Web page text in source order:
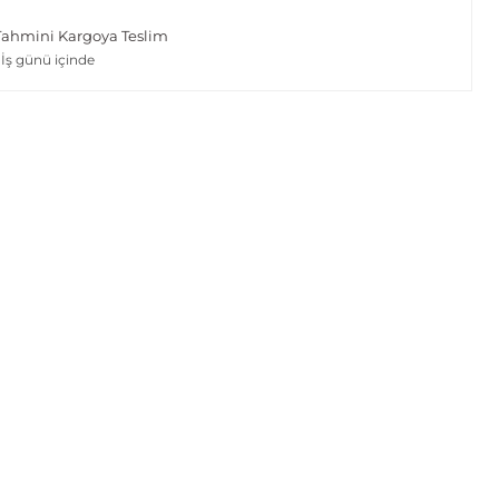
Kargoya Teslim
İş günü içinde